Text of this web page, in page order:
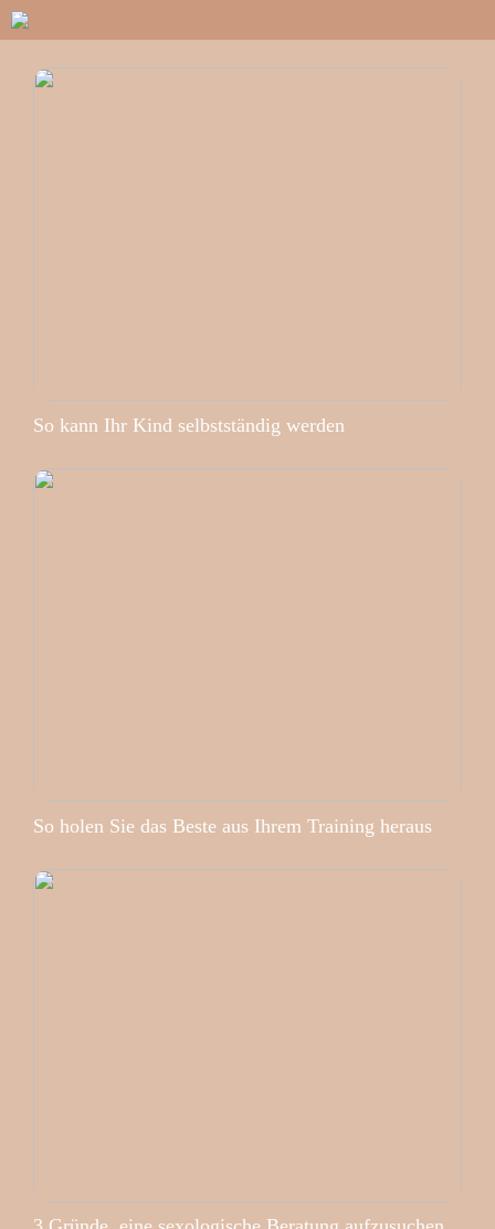
So kann Ihr Kind selbstständig werden
So holen Sie das Beste aus Ihrem Training heraus